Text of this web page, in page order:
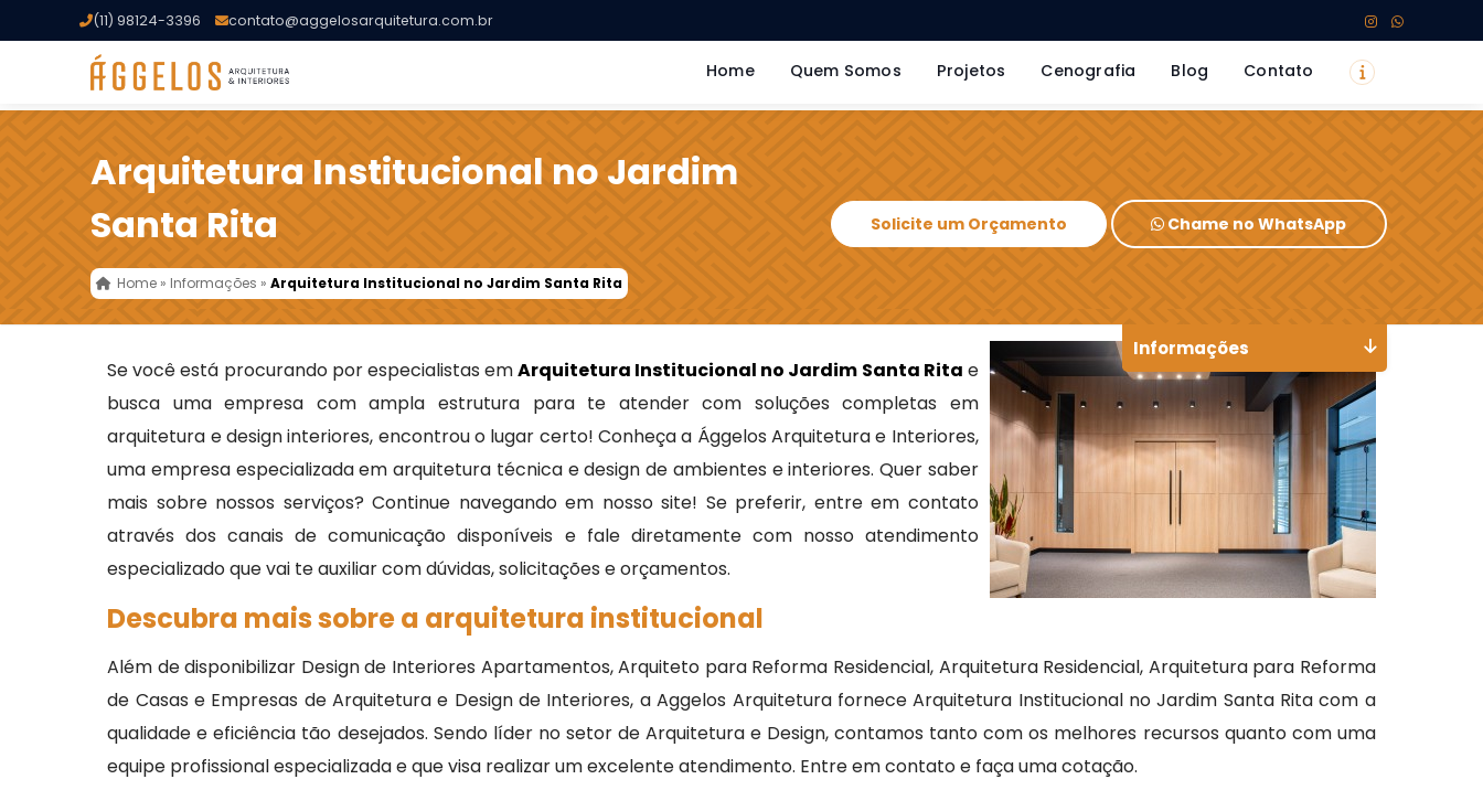
(11) 98124-3396 contato@aggelosarquitetura.com.br
Home Quem Somos Projetos Cenografia Blog Contato
Arquitetura Institucional no Jardim
Santa Rita
Home » Informações »Arquitetura Institucional no Jardim Santa Rita
Solicite um Orçamento Chame no WhatsApp
Se você está procurando por especialistas emArquitetura Institucional no Jardim Santa Rita e
busca uma empresa com ampla estrutura para te atender com soluções completas em
arquitetura e design interiores, encontrou o lugar certo! Conheça a Ággelos Arquitetura e Interiores,
uma empresa especializada em arquitetura técnica e design de ambientes e interiores. Quer saber
mais sobre nossos serviços? Continue navegando em nosso site! Se preferir, entre em contato
através dos canais de comunicação disponíveis e fale diretamente com nosso atendimento
especializado que vai te auxiliar com dúvidas, solicitações e orçamentos.
Descubra mais sobre a arquitetura institucional
Além de disponibilizar Design de Interiores Apartamentos, Arquiteto para Reforma Residencial, Arquitetura Residencial, Arquitetura para Reforma
de Casas e Empresas de Arquitetura e Design de Interiores, a Aggelos Arquitetura fornece Arquitetura Institucional no Jardim Santa Rita com a
qualidade e eficiência tão desejados. Sendo líder no setor de Arquitetura e Design, contamos tanto com os melhores recursos quanto com uma
equipe profissional especializada e que visa realizar um excelente atendimento. Entre em contato e faça uma cotação.
Informações